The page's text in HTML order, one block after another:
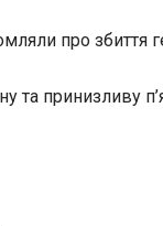
про збиття
та принизливу